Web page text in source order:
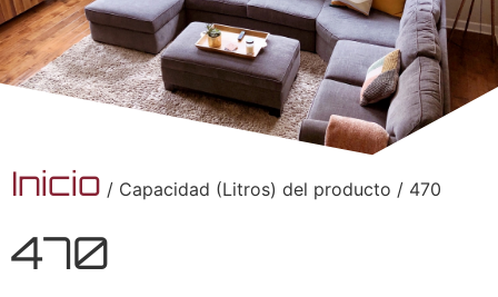
Inicio / Capacidad (Litros) del producto / 470
470